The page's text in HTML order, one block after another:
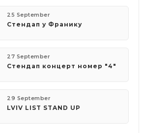
25 September
Стендап у Франику
27 September
Стендап концерт номер "4"
29 September
LVIV LIST STAND UP